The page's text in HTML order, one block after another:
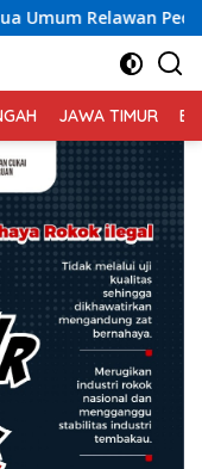
Lintas Batas
JAWA TIMUR